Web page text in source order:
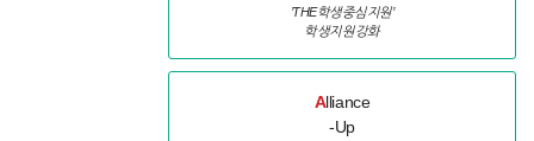
’THE학생중심지원’
학생지원강화
Alliance
-Up